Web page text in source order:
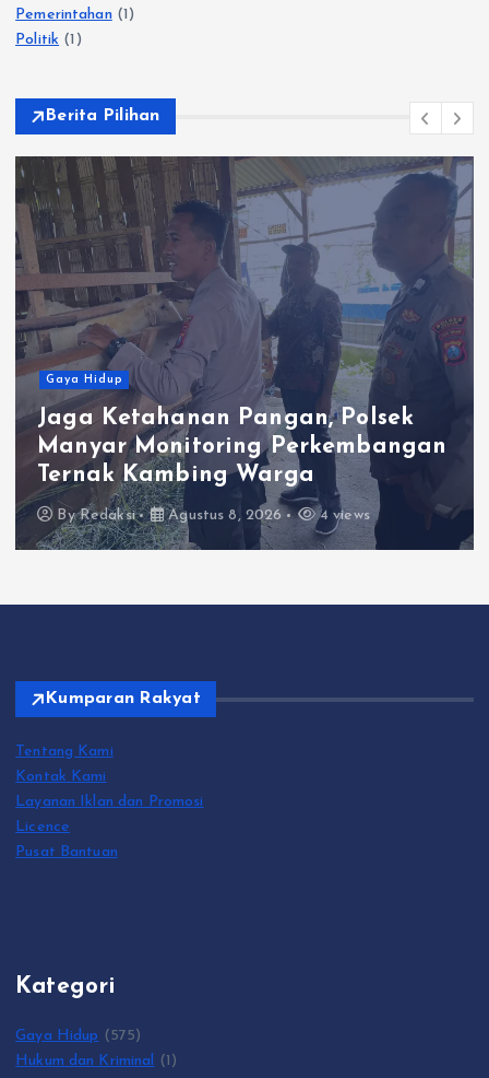
Pemerintahan(1)
Politik (1)
Berita Pilihan
Gaya Hidup
Jaga Ketahanan Pangan, Polsek
Manyar Monitoring Perkembangan
Ternak Kambing Warga
ByRedaksi Agustus 8, 2026 4 views
Kumparan Rakyat
Tentang Kami
Kontak Kami
Layanan Iklan dan Promosi
Licence
Pusat Bantuan
Kategori
Gaya Hidup (575)
Hukum dan Kriminal
(1)